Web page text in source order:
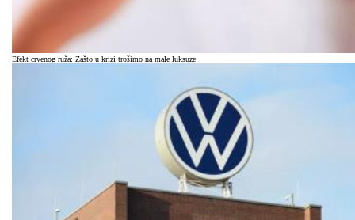
Efekt crvenog ruža: Zašto u krizi trošimo na male luksuze